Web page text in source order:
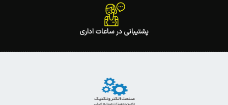
پشتیبانی در ساعات اداری